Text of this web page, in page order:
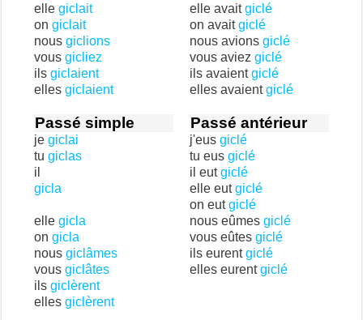
elle giclait
on giclait
nous giclions
vous gicliez
ils giclaient
elles giclaient
elle avaitgiclé
on avaitgiclé
nous avions giclé
vous aviez giclé
ils avaientgiclé
elles avaientgiclé
Passé simple
je giclai
tu giclas
il
gicla
elle gicla
on gicla
nous giclâmes
vous giclâtes
ils giclèrent
elles giclèrent
Passé antérieur
j'eus giclé
tu eus giclé
il eutgiclé
elle eutgiclé
on eutgiclé
nous eûmes giclé
vous eûtes giclé
ils eurentgiclé
elles eurentgiclé